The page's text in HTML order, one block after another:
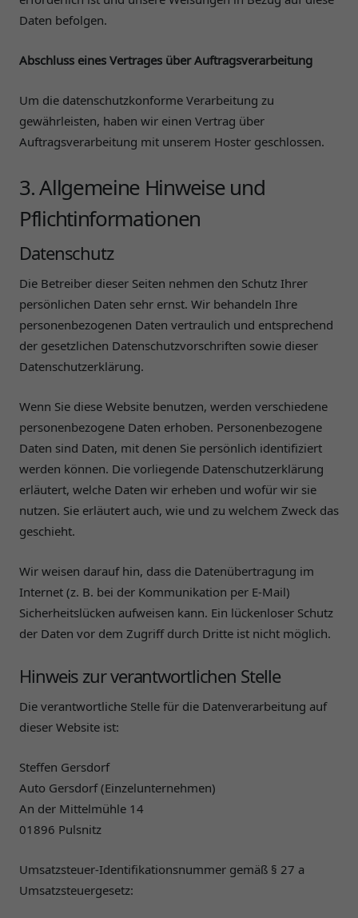
Daten befolgen.
Abschluss eines Vertrages über Auftragsverarbeitung
Um die datenschutzkonforme Verarbeitung zu
gewährleisten, haben wir einen Vertrag über
Auftragsverarbeitung mit unserem Hoster geschlossen.
3. Allgemeine Hinweise und
Pflichtinformationen
Datenschutz
Die Betreiber dieser Seiten nehmen den Schutz Ihrer
persönlichen Daten sehr ernst. Wir behandeln Ihre
personenbezogenen Daten vertraulich und entsprechend
der gesetzlichen Datenschutzvorschriften sowie dieser
Datenschutzerklärung.
Wenn Sie diese Website benutzen, werden verschiedene
personenbezogene Daten erhoben. Personenbezogene
Daten sind Daten, mit denen Sie persönlich identifiziert
werden können. Die vorliegende Datenschutzerklärung
erläutert, welche Daten wir erheben und wofür wir sie
nutzen. Sie erläutert auch, wie und zu welchem Zweck das
geschieht.
Wir weisen darauf hin, dass die Datenübertragung im
Internet (z. B. bei der Kommunikation per E-Mail)
Sicherheitslücken aufweisen kann. Ein lückenloser Schutz
der Daten vor dem Zugriff durch Dritte ist nicht möglich.
Hinweis zur verantwortlichen Stelle
Die verantwortliche Stelle für die Datenverarbeitung auf
dieser Website ist:
Steffen Gersdorf
Auto Gersdorf (Einzelunternehmen)
An der Mittelmühle 14
01896 Pulsnitz
Umsatzsteuer-Identifikationsnummer gemäß § 27 a
Umsatzsteuergesetz: